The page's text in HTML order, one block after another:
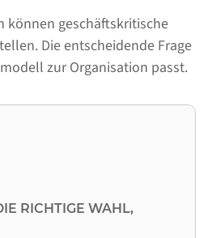
können geschäftskritische
Die entscheidende Frage
zur Organisation passt.
RICHTIGE WAHL,